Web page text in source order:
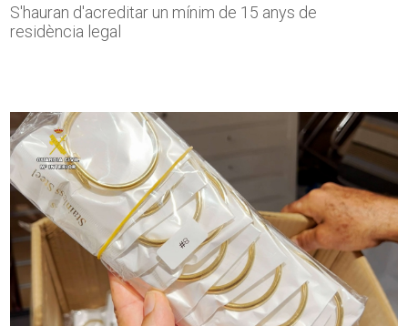
S'hauran d'acreditar un mínim de 15 anys de
residència legal